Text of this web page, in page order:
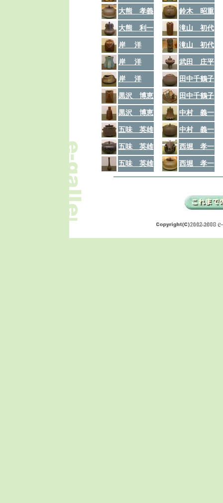
大熊 孝義 鈴木 昭重
大熊 利一 滝山 初代
岸 洋 滝山 初代
岸 洋 武田 庄平
岸 洋 田中千鶴子
黒沢 博恵 田中千鶴子
黒沢 博恵 中村 義一
五味 英雄 中村 義一
五味 英雄 西堀 孝一
五味 英雄 西堀 孝一